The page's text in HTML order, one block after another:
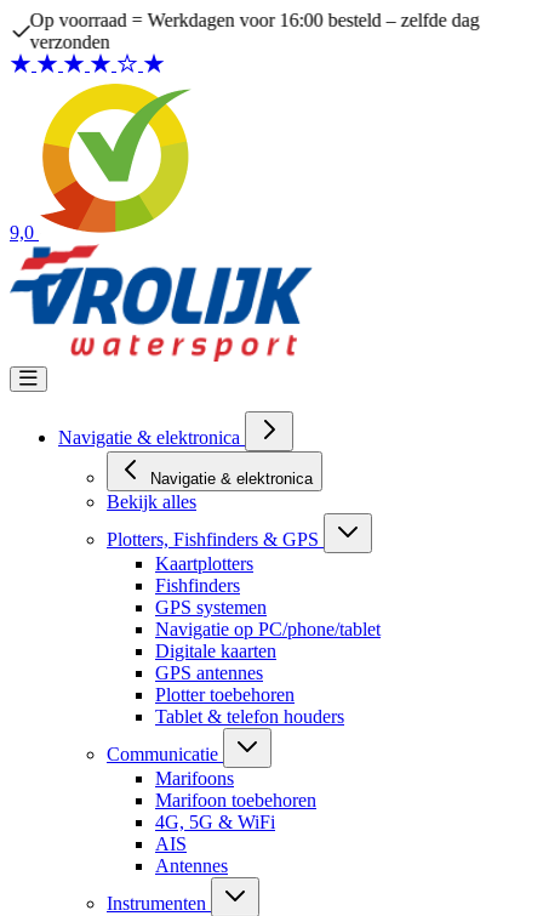
Ga naar de inhoud
Op voorraad = Werkdagen voor 16:00 besteld – zelfde dag
verzonden
9,0
Navigatie & elektronica
Navigatie & elektronica
Bekijk alles
Plotters, Fishfinders & GPS
Kaartplotters
Fishfinders
GPS systemen
Navigatie op PC/phone/tablet
Digitale kaarten
GPS antennes
Plotter toebehoren
Tablet & telefon houders
Communicatie
Marifoons
Marifoon toebehoren
4G, 5G & WiFi
AIS
Antennes
Instrumenten